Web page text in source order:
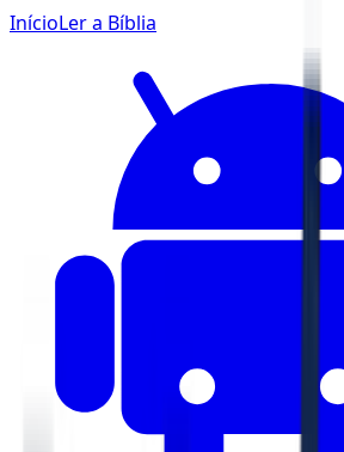
InícioLer a Bíblia